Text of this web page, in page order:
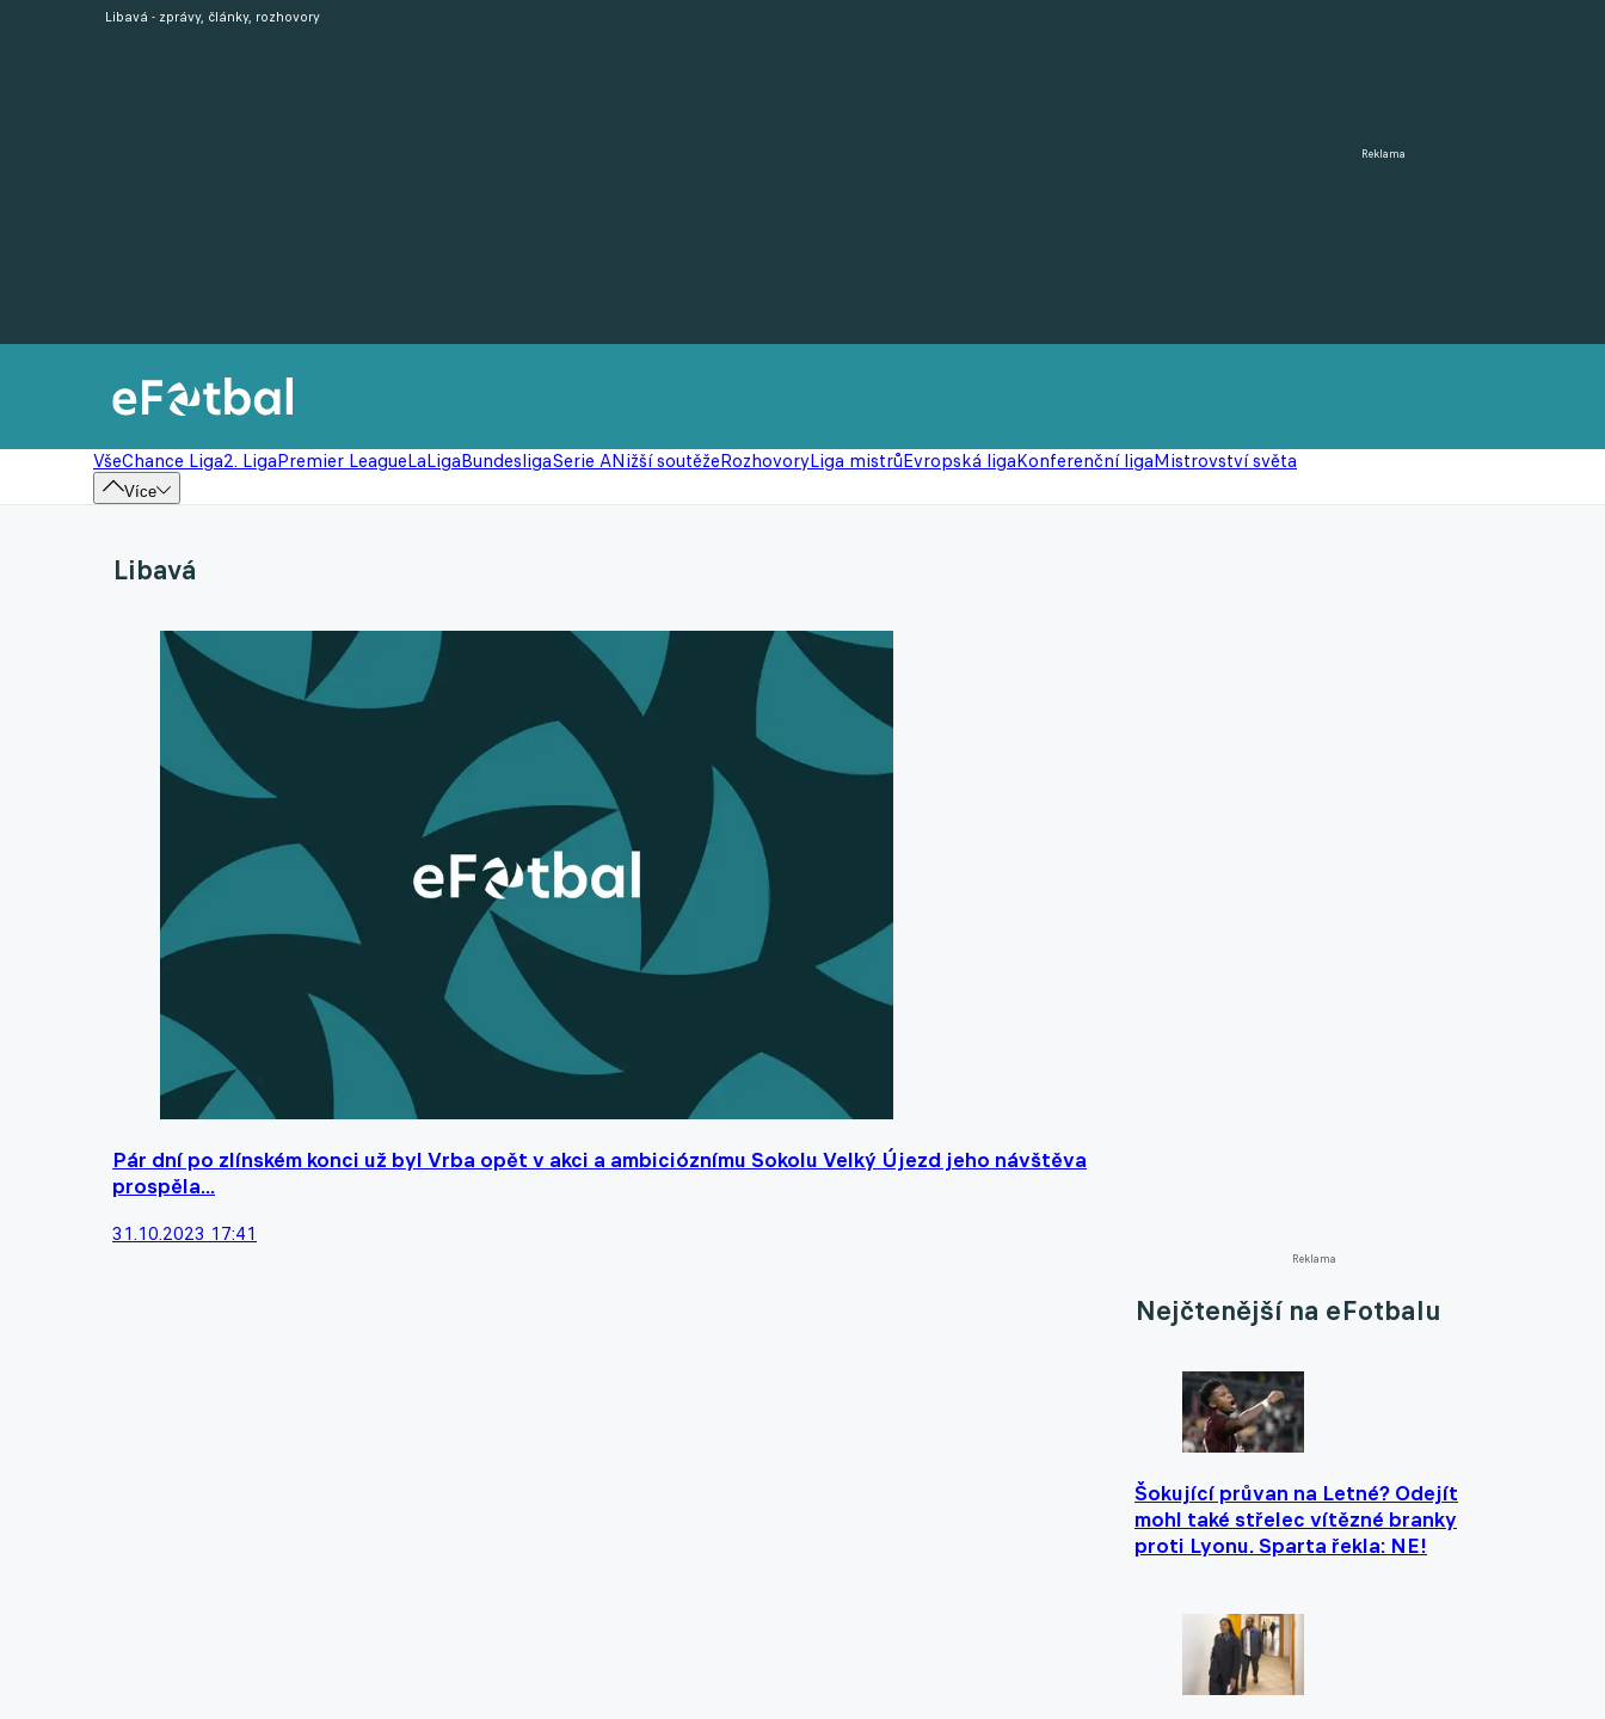
Reklama
VšeChance Liga2. LigaPremier LeagueLaLigaBundesligaSerie ANižší soutěžeRozhovoryLiga mistrůEvropská ligaKonferenční ligaMistrovství světa
Více
Libavá - zprávy, články, rozhovory
Libavá
Pár dní po zlínském konci už byl Vrba opět v akci a ambicióznímu Sokolu Velký Újezd jeho návštěva
prospěla...
31.10.2023 17:41
Reklama
Nejčtenější na eFotbalu
Šokující průvan na Letné? Odejít
mohl také střelec vítězné branky
proti Lyonu. Sparta řekla: NE!